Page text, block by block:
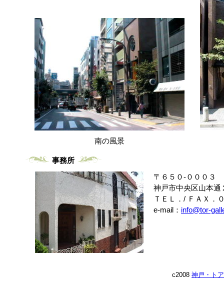
南の風景
事務所
〒６５０-０００３
神戸市中央区山本通
ＴＥＬ．/ ＦＡＸ．
e-mail： info@tor-
c2008 神戸・ト